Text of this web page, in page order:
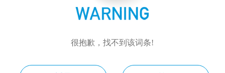
很抱歉，找不到该词条!